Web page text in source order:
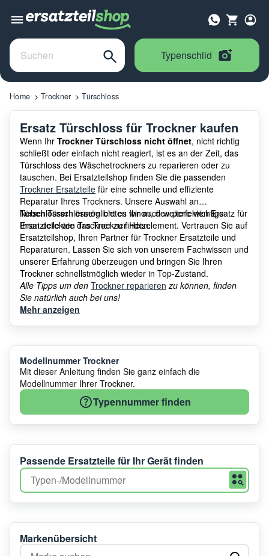
Typenschild
Home Trockner Türschloss
Ersatz Türschloss für Trockner kaufen
Wenn Ihr Trockner Türschloss nicht öffnet, nicht richtig
schließt oder einfach nicht reagiert, ist es an der Zeit, das
Türschloss des Wäschetrockners zu reparieren oder zu
tauschen. Bei Ersatzteilshop finden Sie die passenden
Trockner Ersatzteile für eine schnelle und effiziente
Reparatur Ihres Trockners. Unsere Auswahl an
Türschlössern ermöglicht es Ihnen, den perfekten Ersatz für
Ihren defekten Trockner zu finden.
Neben Türschlössern bieten wir auch weitere wichtige
Ersatzteile wie das Trockner Heizelement. Vertrauen Sie auf
Ersatzteilshop, Ihren Partner für Trockner Ersatzteile und
Reparaturen. Lassen Sie sich von unserem Fachwissen und
unserer Erfahrung überzeugen und bringen Sie Ihren
Trockner schnellstmöglich wieder in Top-Zustand.
Alle Tipps um den Trockner reparieren zu können, finden
Sie natürlich auch bei uns!
Mehr anzeigen
Modellnummer Trockner
Mit dieser Anleitung finden Sie ganz einfach die
Modellnummer Ihrer Trockner.
Typennummer finden
Passende Ersatzteile für Ihr Gerät finden
Markenübersicht
Marke suchen